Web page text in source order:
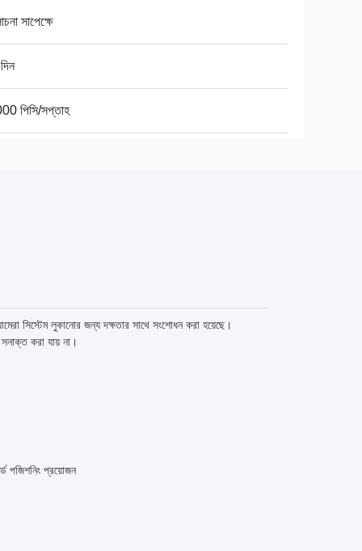
সাপেক্ষে
পিসি/সপ্তাহ
সিস্টেম লুকানোর জন্য দক্ষতার সাথে সংশোধন করা হয়েছে।
সনাক্ত করা যায় না।
পজিশনিং প্রয়োজন